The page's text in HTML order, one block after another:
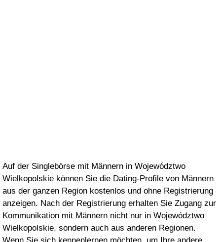
Auf der Singlebörse mit Männern in Województwo
Wielkopolskie können Sie die Dating-Profile von Männern
aus der ganzen Region kostenlos und ohne Registrierung
anzeigen. Nach der Registrierung erhalten Sie Zugang zur
Kommunikation mit Männern nicht nur in Województwo
Wielkopolskie, sondern auch aus anderen Regionen.